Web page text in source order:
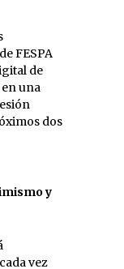
FESPA
de
una
dos
y
vez